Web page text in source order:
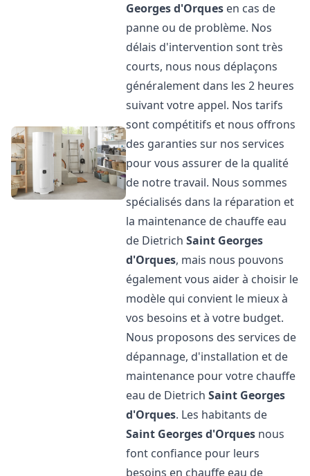
Georges d'Orques en cas de
panne ou de problème. Nos
délais d'intervention sont très
courts, nous nous déplaçons
généralement dans les 2 heures
suivant votre appel. Nos tarifs
sont compétitifs et nous offrons
des garanties sur nos services
pour vous assurer de la qualité
de notre travail. Nous sommes
spécialisés dans la réparation et
la maintenance de chauffe eau
de DietrichSaint Georges
d'Orques, mais nous pouvons
également vous aider à choisir le
modèle qui convient le mieux à
vos besoins et à votre budget.
Nous proposons des services de
dépannage, d'installation et de
maintenance pour votre chauffe
eau de DietrichSaint Georges
d'Orques. Les habitants de
Saint Georges d'Orques nous
font confiance pour leurs
besoins en chauffe eau de